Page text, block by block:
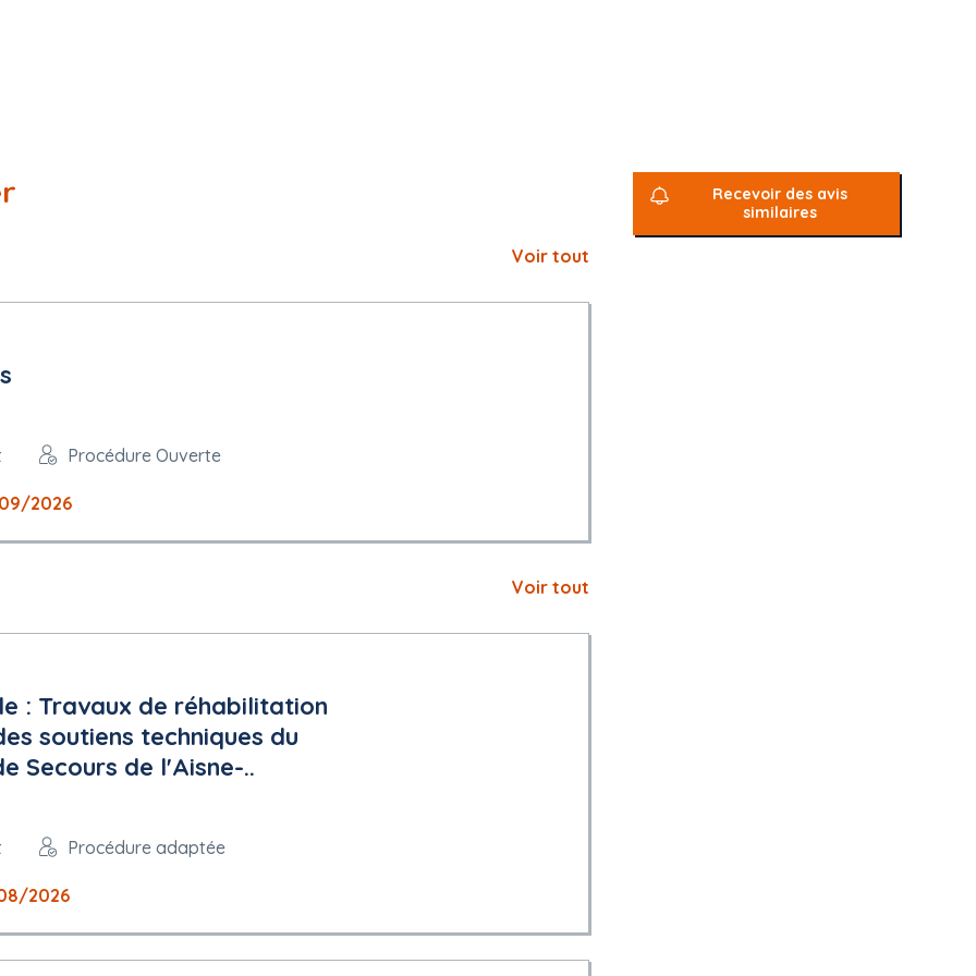
sdm/ent/gen/ent_detail.do?PCSLID=CSL_2026_UxJfXaiQ-W
ficheCsl.action?PCSLID=CSL_2026_UxJfXaiQ-W
être présentées : français
protégés : Non
Voir tout
Procédure Ouverte
2026
Voir tout
: Travaux de réhabilitation
soutiens techniques du
Secours de l'Aisne-..
Procédure adaptée
2026
Recevoir des avis
similaires